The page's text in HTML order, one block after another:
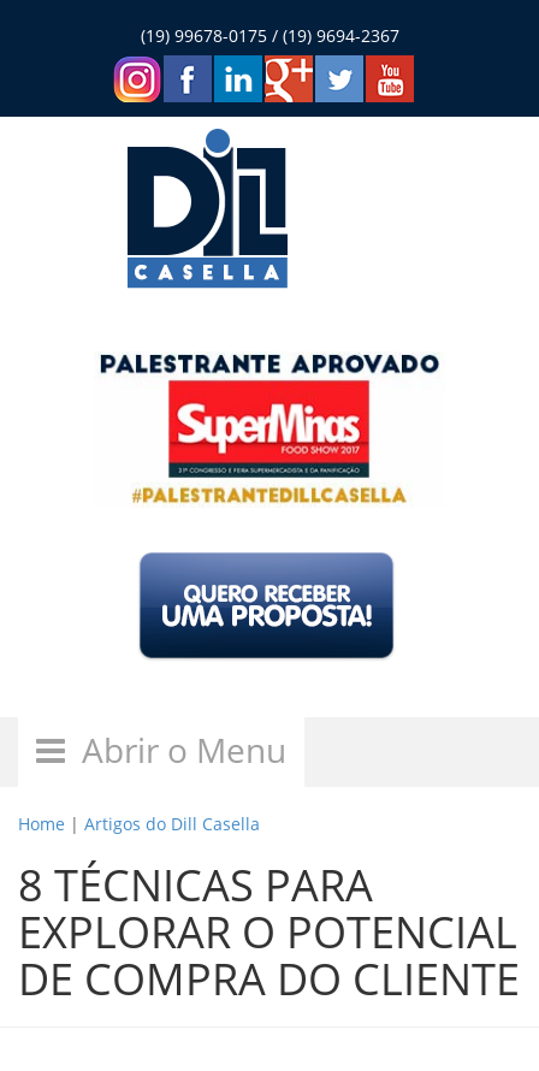
(19) 99678-0175 / (19) 9694-2367
Abrir o Menu
Home | Artigos do Dill Casella
8 TÉCNICAS PARA
EXPLORAR O POTENCIAL
DE COMPRA DO CLIENTE